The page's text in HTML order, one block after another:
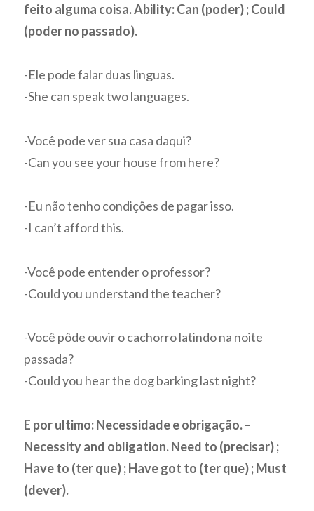
feito alguma coisa. Ability: Can (poder) ; Could
(poder no passado).
-Ele pode falar duas linguas.
-She can speak two languages.
-Você pode ver sua casa daqui?
-Can you see your house from here?
-Eu não tenho condições de pagar isso.
-I can’t afford this.
-Você pode entender o professor?
-Could you understand the teacher?
-Você pôde ouvir o cachorro latindo na noite
passada?
-Could you hear the dog barking last night?
E por ultimo: Necessidade e obrigação. –
Necessity and obligation. Need to (precisar) ;
Have to (ter que) ; Have got to (ter que) ; Must
(dever).